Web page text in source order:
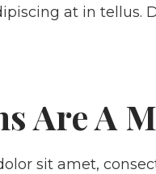
at in
Are A
sit amet,